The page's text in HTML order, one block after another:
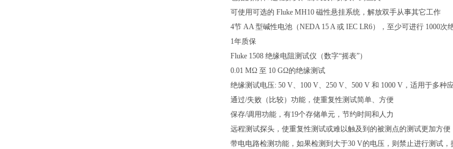
可使用可选的 Fluke MH10 磁性悬挂系统，解放双手从事其它工作
4节 AA 型碱性电池（NEDA 15 A 或 IEC LR6），至少可进行 1000次
1年质保
Fluke 1508 绝缘电阻测试仪（数字“摇表”）
0.01 MΩ 至 10 GΩ的绝缘测试
绝缘测试电压: 50 V、100 V、250 V、500 V 和 1000 V，适用于多种
通过/失败（比较）功能，使重复性测试简单、方便
保存/调用功能，有19个存储单元，节约时间和人力
远程测试探头，使重复性测试或难以触及到的被测点的测试更加方便
带电电路检测功能，如果检测到大于30 V的电压，则禁止进行测试